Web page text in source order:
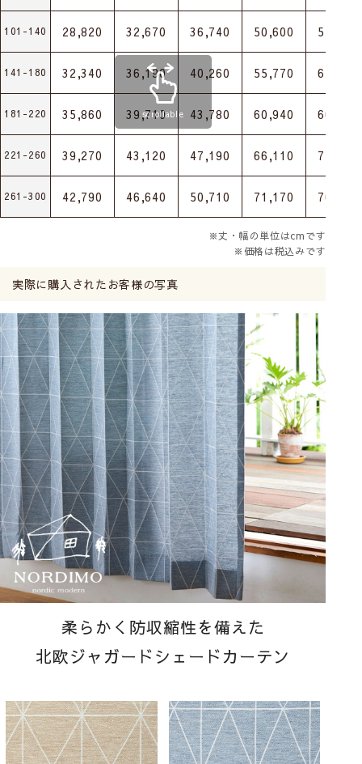
101-140 28,820 32,670 36,740 50,600 55,990
141-180 32,340 36,190 40,260 55,770 61,160
181-220 35,860 39,710 43,780 60,940 66,330
221-260 39,270 43,120 47,190 66,110 71,500
261-300 42,790 46,640 50,710 71,170 76,670
scrollable
※丈・幅の単位はcmです
※価格は税込みです
実際に購入されたお客様の写真
柔らかく防収縮性を備えた
北欧ジャガードシェードカーテン